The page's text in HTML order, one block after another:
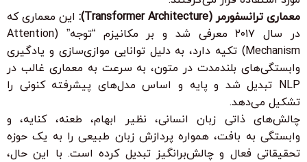
معماری ترانسفورمر (Transformer Architecture):
این معماری که
در سال ۲۰۱۷ معرفی شد و بر مکانیزم “توجه” (Attention
Mechanism) تکیه دارد، به دلیل توانایی موازی‌سازی و یادگیری
وابستگی‌های بلندمدت در متون، به سرعت به معماری غالب در
NLP تبدیل شد و پایه و اساس مدل‌های پیشرفته کنونی را
تشکیل می‌دهد.
چالش‌های ذاتی زبان انسانی، نظیر ابهام، طعنه، کنایه، و
وابستگی به بافت، همواره پردازش زبان طبیعی را به یک حوزه
تحقیقاتی فعال و چالش‌برانگیز تبدیل کرده است. با این حال،